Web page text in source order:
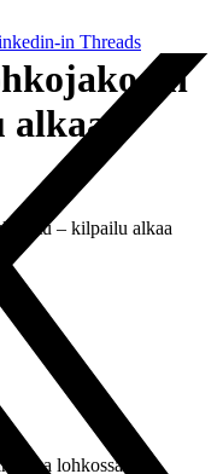
in Threads
on
alkaa
– kilpailu alkaa
lohkossa. A-